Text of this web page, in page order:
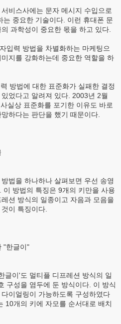
비스사에는 문자 메시지 수입으로
중요한 기술이다. 이런 휴대폰 문
과학성이 중요한 몫을 하고 있다.
입력 방법을 차별화하는 마케팅으
지를 강화하는데 중요한 역할을 하
방법에 대한 표준화가 실패한 결정
었다고 알려져 있다. 2003년 2월
실상 표준화를 포기한 이유도 바로
하다는 판단을 했기 때문이다.
법을 하나하나 살펴보면 우선 송영
방법의 특징은 9개의 키만을 사용
션 방식의 일종이고 자음과 모음을
이 특징이다.
"한글이"
글이'도 멀티플 디프레션 방식의 일
구성을 염두에 둔 방식이다. 이 방식
이얼링이 가능하도록 구성하였다
10개의 키에 자모를 순서대로 배치